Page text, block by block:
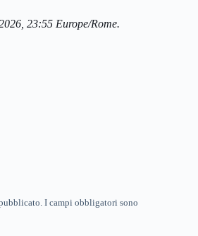
23:55 Europe/Rome.
I campi obbligatori sono